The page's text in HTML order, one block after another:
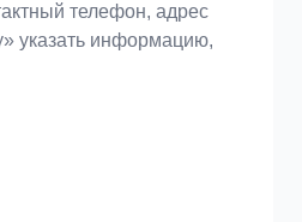
телефон, адрес
указать информацию,